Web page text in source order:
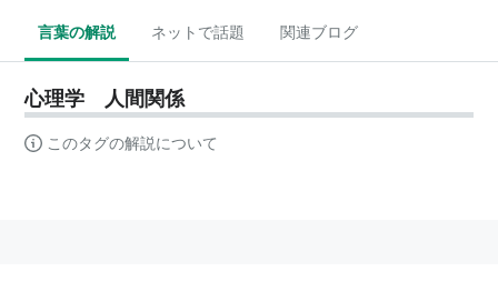
言葉の解説 ネットで話題 関連ブログ
心理学 人間関係
このタグの解説について